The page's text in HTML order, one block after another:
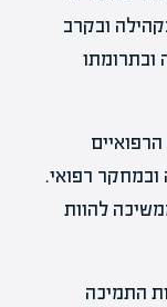
ובקרב
ובתרומתו
רפואי.
להוות
התמיכה